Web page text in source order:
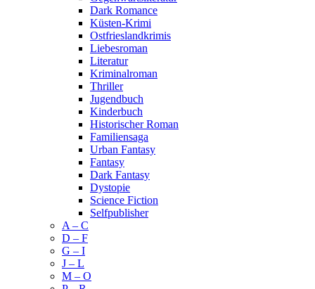
Dark Romance
Küsten-Krimi
Ostfrieslandkrimis
Liebesroman
Literatur
Kriminalroman
Thriller
Jugendbuch
Kinderbuch
Historischer Roman
Familiensaga
Urban Fantasy
Fantasy
Dark Fantasy
Dystopie
Science Fiction
Selfpublisher
A – C
D – F
G – I
J – L
M – O